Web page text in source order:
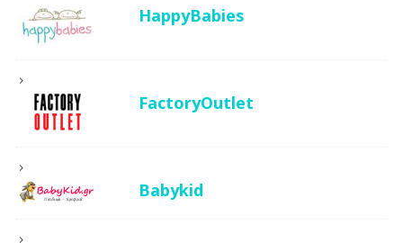
HappyBabies
FactoryOutlet
Babykid